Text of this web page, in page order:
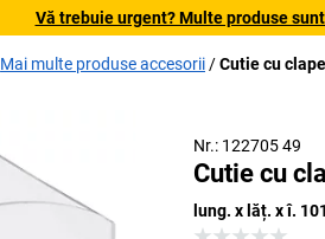
Vă trebuie urgent? Multe produse
Mai multe produse accesorii Cutie cu
Nr.: 122705 49
Cutie cu
lung. x lăț. x î.